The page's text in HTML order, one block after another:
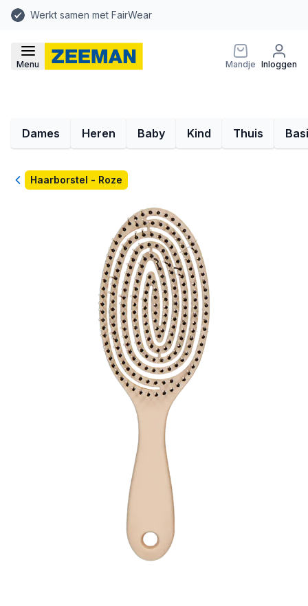
Werkt samen met FairWear
Menu Mandje Inloggen
Dames Heren Baby Kind Thuis
TerugHaarborstel - Roze